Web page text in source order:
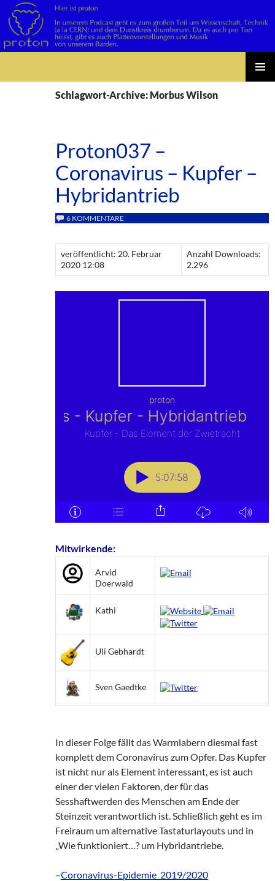
Schlagwort-Archive: Morbus Wilson
Proton037 –
Coronavirus – Kupfer –
Hybridantrieb
6 KOMMENTARE
veröffentlicht: 20. Februar
2020 12:08
Anzahl Downloads:
2.296
Mitwirkende:
Arvid
Doerwald
Kathi
Uli Gebhardt
Sven Gaedtke
In dieser Folge fällt das Warmlabern diesmal fast
komplett dem Coronavirus zum Opfer. Das Kupfer
ist nicht nur als Element interessant, es ist auch
einer der vielen Faktoren, der für das
Sesshaftwerden des Menschen am Ende der
Steinzeit verantwortlich ist. Schließlich geht es im
Freiraum um alternative Tastaturlayouts und in
„Wie funktioniert…? um Hybridantriebe.
–Coronavirus-Epidemie_2019/2020